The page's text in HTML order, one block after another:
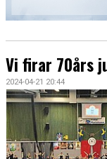
Vi firar 70års
2024-04-21 20:44